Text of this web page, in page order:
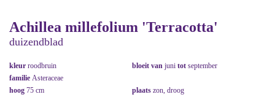
Achillea millefolium 'Terracotta'
duizendblad
kleur roodbruin bloeit van juni tot september
familie Asteraceae
hoog 75 cm plaats zon, droog